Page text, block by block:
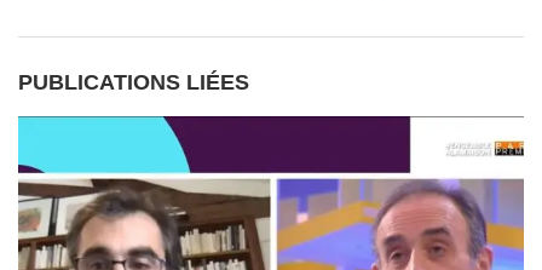
PUBLICATIONS LIÉES